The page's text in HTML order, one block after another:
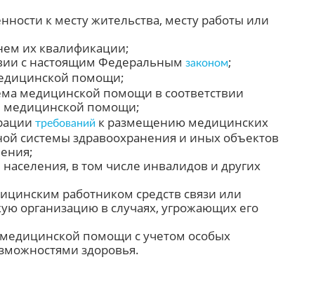
к месту жительства, месту работы или
их квалификации;
с настоящим Федеральным законом;
помощи;
медицинской помощи в соответствии
медицинской помощи;
требований к размещению медицинских
системы здравоохранения и иных объектов
в том числе инвалидов и других
работником средств связи или
организацию в случаях, угрожающих его
помощи с учетом особых
здоровья.